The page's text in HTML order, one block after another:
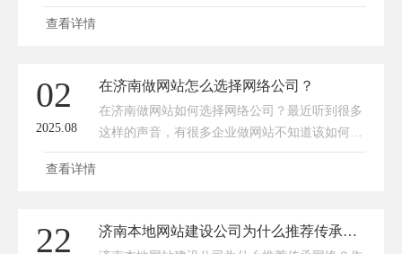
公司，需要结合自身需求、预算和企业特点综合
台、功能复杂的定制化系统（如会员管理、数据
交互），还是小程序 / 移动端适配？不同类型对
技术要求差异大。核心功能：是否需要 SEO 优
查看详情
02
2025.08
在济南做网站怎么选择网络公司？
在济南做网站如何选择网络公司？最近听到很多
这样的声音，有很多企业做网站不知道该如何选
择网络公司，生怕选错了公司再多花一份冤枉
南网站建设公司”，搜索的时候会出来很多济南
查看详情
22 济南本地网站建设公司为什么推荐传承网络？